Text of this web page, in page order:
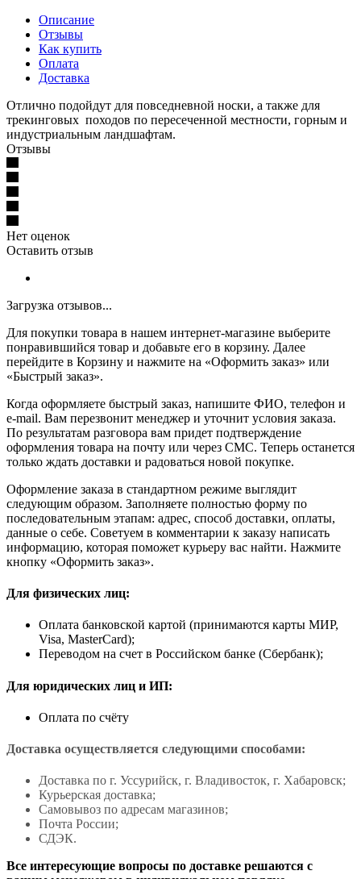
Описание
Отзывы
Как купить
Оплата
Доставка
Отлично подойдут для повседневной носки, а также для
трекинговых походов по пересеченной местности, горным и
индустриальным ландшафтам.
Отзывы
Нет оценок
Оставить отзыв
Загрузка отзывов...
Для покупки товара в нашем интернет-магазине выберите
понравившийся товар и добавьте его в корзину. Далее
перейдите в Корзину и нажмите на «Оформить заказ» или
«Быстрый заказ».
Когда оформляете быстрый заказ, напишите ФИО, телефон и
e-mail. Вам перезвонит менеджер и уточнит условия заказа.
По результатам разговора вам придет подтверждение
оформления товара на почту или через СМС. Теперь останется
только ждать доставки и радоваться новой покупке.
Оформление заказа в стандартном режиме выглядит
следующим образом. Заполняете полностью форму по
последовательным этапам: адрес, способ доставки, оплаты,
данные о себе. Советуем в комментарии к заказу написать
информацию, которая поможет курьеру вас найти. Нажмите
кнопку «Оформить заказ».
Для физических лиц:
Оплата банковской картой (принимаются карты МИР,
Visa, MasterCard);
Переводом на счет в Российском банке (Сбербанк);
Для юридических лиц и ИП:
Оплата по счёту
Доставка осуществляется следующими способами:
Доставка по г. Уссурийск, г. Владивосток, г. Хабаровск;
Курьерская доставка;
Самовывоз по адресам магазинов;
Почта России;
СДЭК.
Все интересующие вопросы по доставке решаются с